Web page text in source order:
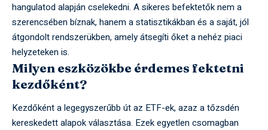
hangulatod alapján cselekedni. A sikeres befektetők nem a
szerencsében bíznak, hanem a statisztikákban és a saját, jól
átgondolt rendszerükben, amely átsegíti őket a nehéz piaci
helyzeteken is.
Milyen eszközökbe érdemes fektetni
kezdőként?
Kezdőként a legegyszerűbb út az ETF-ek, azaz a tőzsdén
kereskedett alapok választása. Ezek egyetlen csomagban